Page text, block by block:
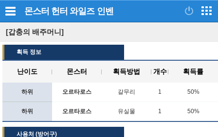
몬스터 헌터 와일즈 인벤
[갑충의 배주머니]
획득 정보
난이도 몬스터 획득방법 개수 획득률
하위 오르타로스 갈무리 1 50%
하위 오르타로스 유실물 1 50%
사용처 (방어구)